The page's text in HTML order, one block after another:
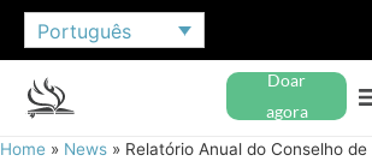
Português
Doar
agora
Home » News » Relatório Anual do Conselho